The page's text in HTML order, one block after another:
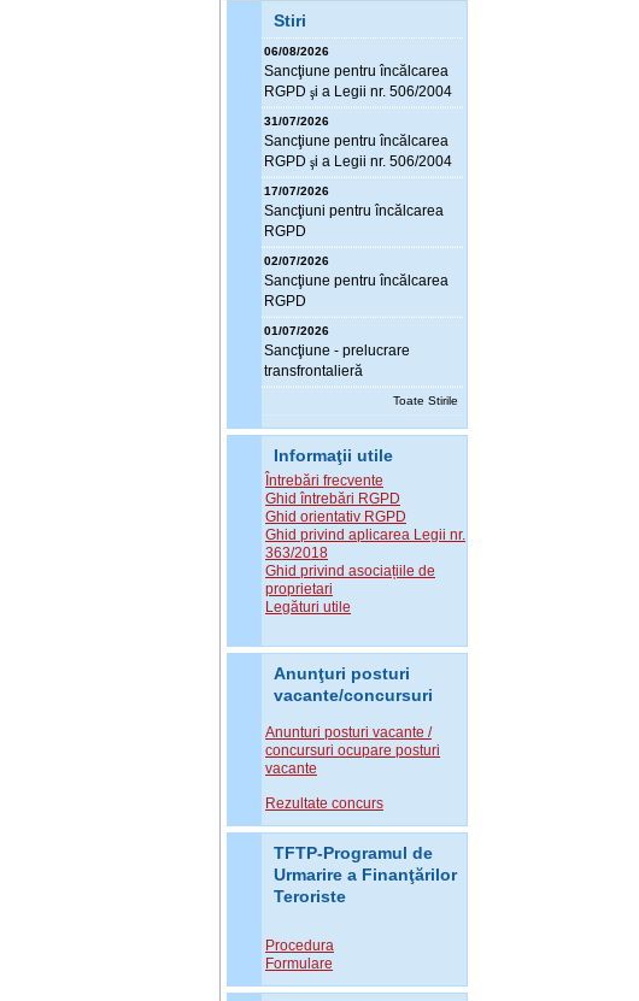
Stiri
06/08/2026
Sancţiune pentru încălcarea
RGPD şi a Legii nr. 506/2004
31/07/2026
Sancţiune pentru încălcarea
RGPD şi a Legii nr. 506/2004
17/07/2026
Sancţiuni pentru încălcarea
RGPD
02/07/2026
Sancţiune pentru încălcarea
RGPD
01/07/2026
Sancţiune - prelucrare
transfrontalieră
Toate Stirile
Informaţii utile
Întrebări frecvente
Ghid întrebări RGPD
Ghid orientativ RGPD
Ghid privind aplicarea Legii nr.
363/2018
Ghid privind asociațiile de
proprietari
Legături utile
Anunţuri posturi
vacante/concursuri
Anunturi posturi vacante /
concursuri ocupare posturi
vacante
Rezultate concurs
TFTP-Programul de
Urmarire a Finanţărilor
Teroriste
Procedura
Formulare